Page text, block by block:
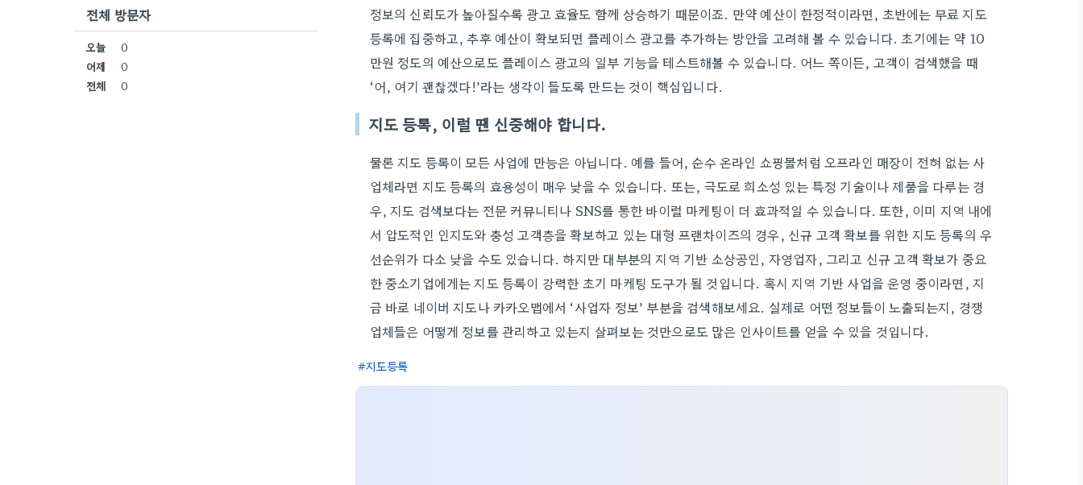
정보의 신뢰도가 높아질수록 광고 효율도 함께 상승하기 때문이죠. 만약 예산이 한정적이라면, 초반에는 무료 지도
등록에 집중하고, 추후 예산이 확보되면 플레이스 광고를 추가하는 방안을 고려해 볼 수 있습니다. 초기에는 약 10
만원 정도의 예산으로도 플레이스 광고의 일부 기능을 테스트해볼 수 있습니다. 어느 쪽이든, 고객이 검색했을 때
‘어, 여기 괜찮겠다!’라는 생각이 들도록 만드는 것이 핵심입니다.
지도 등록, 이럴 땐 신중해야 합니다.
물론 지도 등록이 모든 사업에 만능은 아닙니다. 예를 들어, 순수 온라인 쇼핑몰처럼 오프라인 매장이 전혀 없는 사
업체라면 지도 등록의 효용성이 매우 낮을 수 있습니다. 또는, 극도로 희소성 있는 특정 기술이나 제품을 다루는 경
우, 지도 검색보다는 전문 커뮤니티나 SNS를 통한 바이럴 마케팅이 더 효과적일 수 있습니다. 또한, 이미 지역 내에
서 압도적인 인지도와 충성 고객층을 확보하고 있는 대형 프랜차이즈의 경우, 신규 고객 확보를 위한 지도 등록의 우
선순위가 다소 낮을 수도 있습니다. 하지만 대부분의 지역 기반 소상공인, 자영업자, 그리고 신규 고객 확보가 중요
한 중소기업에게는 지도 등록이 강력한 초기 마케팅 도구가 될 것입니다. 혹시 지역 기반 사업을 운영 중이라면, 지
금 바로 네이버 지도나 카카오맵에서 ‘사업자 정보’ 부분을 검색해보세요. 실제로 어떤 정보들이 노출되는지, 경쟁
업체들은 어떻게 정보를 관리하고 있는지 살펴보는 것만으로도 많은 인사이트를 얻을 수 있을 것입니다.
지도등록
전체 방문자
오늘
0
어제
0
전체
0